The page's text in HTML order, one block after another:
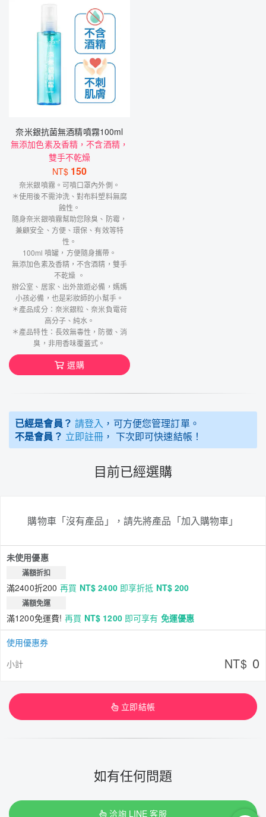
奈米銀抗菌無酒精噴霧100ml
無添加色素及香精，不含酒精，
雙手不乾燥
NT$ 150
奈米銀噴霧。可噴口罩內外側。
＊使用後不需沖洗、對布料塑料無腐
蝕性。
隨身奈米銀噴霧幫助您除臭、防霉，
兼顧安全、方便、環保、有效等特
性。
100ml 噴罐，方便隨身攜帶。
無添加色素及香精，不含酒精，雙手
不乾燥 。
辦公室、居家、出外旅遊必備，媽媽
小孩必備，也是彩妝師的小幫手。
＊產品成分：奈米銀粒、奈米負電荷
高分子、純水。
＊產品特性：長效無毒性，防黴、消
臭，非用香味覆蓋式。
選購
已經是會員？ 請登入 ，可方便您管理訂單。
不是會員？ 立即註冊 ， 下次即可快速結帳！
目前已經選購
購物車「沒有產品」，請先將產品「加入購物車」
未使用優惠
滿額折扣
滿2400折200 再買 NT$ 2400即享折抵 NT$ 200
滿額免運
滿1200免運費! 再買 NT$ 1200即可享有 免運優惠
使用優惠券
小計
NT$ 0
立即結帳
如有任何問題
洽詢 LINE 客服